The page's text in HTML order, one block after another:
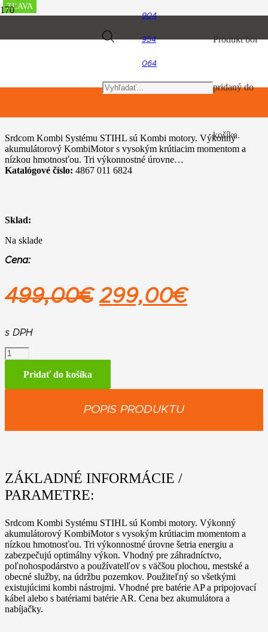
904
954
064
Products
search
Produktbol
pridaný do
košíka.
Akumulátorový program
STIHL KMA 130 R
Srdcom Kombi Systému STIHL sú Kombi motory. Výkonný
akumulátorový KombiMotor s vysokým krútiacim momentom a
nízkou hmotnosťou. Tri výkonnostné úrovne…
Katalógové číslo: 4867 011 6824
Sklad:
Na sklade
Cena:
499,00€ Pôvodná
499,00€.
299,00€
s DPH
množstvo
STIHL
KMAPridať do košíka
POPIS PRODUKTU
ZÁKLADNÉ INFORMÁCIE /
PARAMETRE:
Srdcom Kombi Systému STIHL sú Kombi motory. Výkonný
akumulátorový KombiMotor s vysokým krútiacim momentom a
nízkou hmotnosťou. Tri výkonnostné úrovne šetria energiu a
zabezpečujú optimálny výkon. Vhodný pre záhradníctvo,
poľnohospodárstvo a používatelľov s väčšou plochou, mestské a
obecné služby, na údržbu pozemkov. Použiteľný so všetkými
existujúcimi kombi nástrojmi. Vhodné pre batérie AP a pripojovací
kábel alebo s batériami batérie AR. Cena bez akumulátora a
nabíjačky.
ZĽAVA
ZĽAVA
ZĽAVA
ZĽAVA
ZĽAVA
ZĽAVA
ZĽAVA
ZĽAVA
ZĽAVA
ZĽAVA